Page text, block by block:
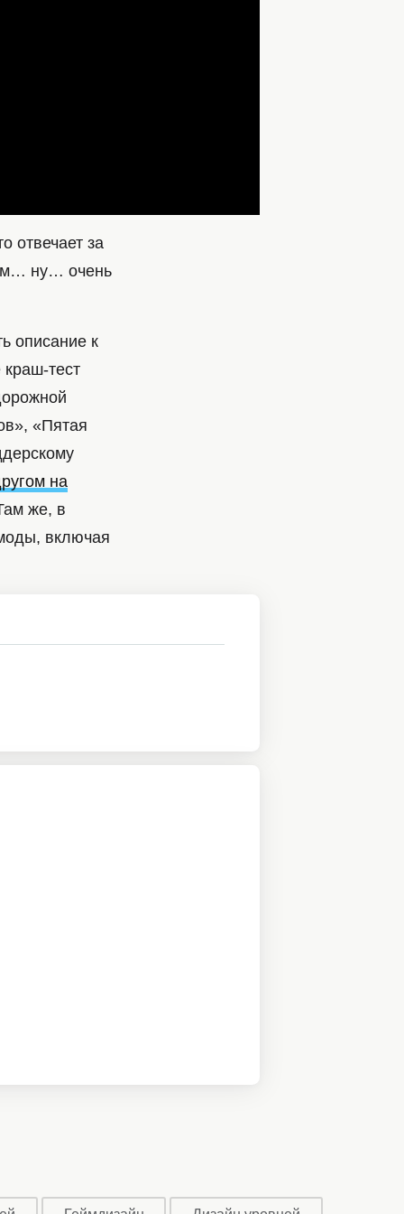
отвечает за
ну… очень
описание к
тест
«Пятая
на
же, в
включая